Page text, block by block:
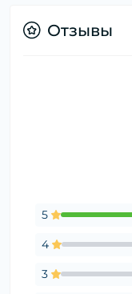
Отзывы
5
4
3